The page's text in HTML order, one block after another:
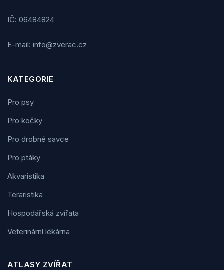
IČ: 06484824
E-mail: info@zverac.cz
KATEGORIE
Pro psy
Pro kočky
Pro drobné savce
Pro ptáky
Akvaristika
Teraristika
Hospodářská zvířata
Veterinární lékárna
ATLASY ZVÍŘAT